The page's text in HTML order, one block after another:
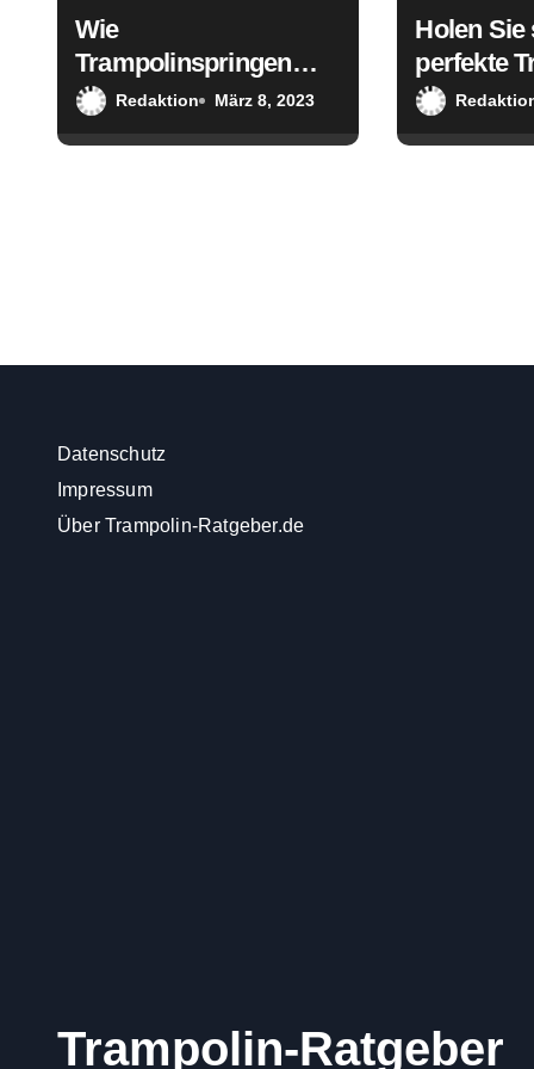
a
Wie
Trampolinspringen
deine Gesundheit und
Redaktion März 8, 2023
Holen Sie
perfekte
Datenschutz
Impressum
Über Trampolin-Ratgeber.de
Trampolin-Ratgeber